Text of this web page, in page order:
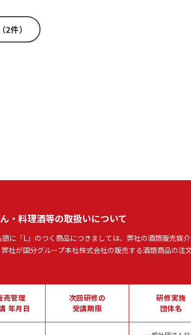
件）
・料理酒等の取扱いについて
頭に「L」のつく商品につきましては、弊社の酒類販売媒
弊社が国分グループ本社株式会社の販売する酒類商品の注
売管理
年月日
次回研修の
受講期限
研修実施
団体名